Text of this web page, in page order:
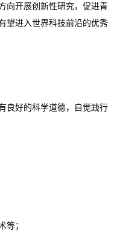
向开展创新性研究，促进青
望进入世界科技前沿的优秀
好的科学道德，自觉践行
；